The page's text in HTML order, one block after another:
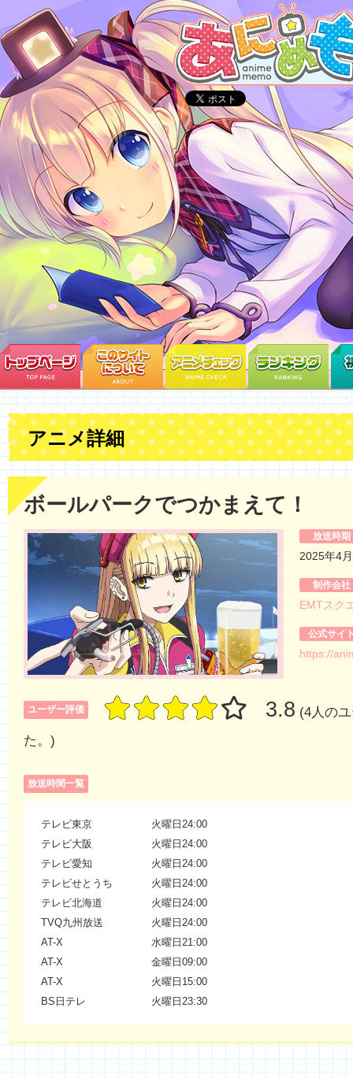
アニメ詳細
ボールパークでつかまえて！
放送時期
2025年4
制作会社
EMTスク
公式サイ
https://
ユーザー評価 3.8 (4人の
た。)
放送時間一覧
テレビ東京
火曜日24:00
テレビ大阪
火曜日24:00
テレビ愛知
火曜日24:00
テレビせとうち
火曜日24:00
テレビ北海道
火曜日24:00
TVQ九州放送
火曜日24:00
AT-X
水曜日21:00
AT-X
金曜日09:00
AT-X
火曜日15:00
BS日テレ
火曜日23:30